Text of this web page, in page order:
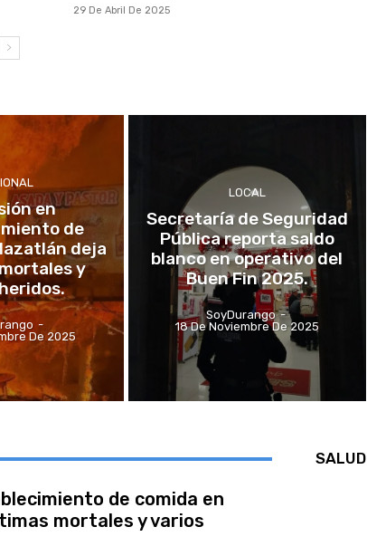
29 De Abril De 2025
en
de
deja
y
-
De 2025
LOCAL
Secretaría de Seguridad
Pública reporta saldo
blanco en operativo del
Buen Fin 2025.
SoyDurango -
18 De Noviembre De 2025
de comida en
mortales y varios
SALUD